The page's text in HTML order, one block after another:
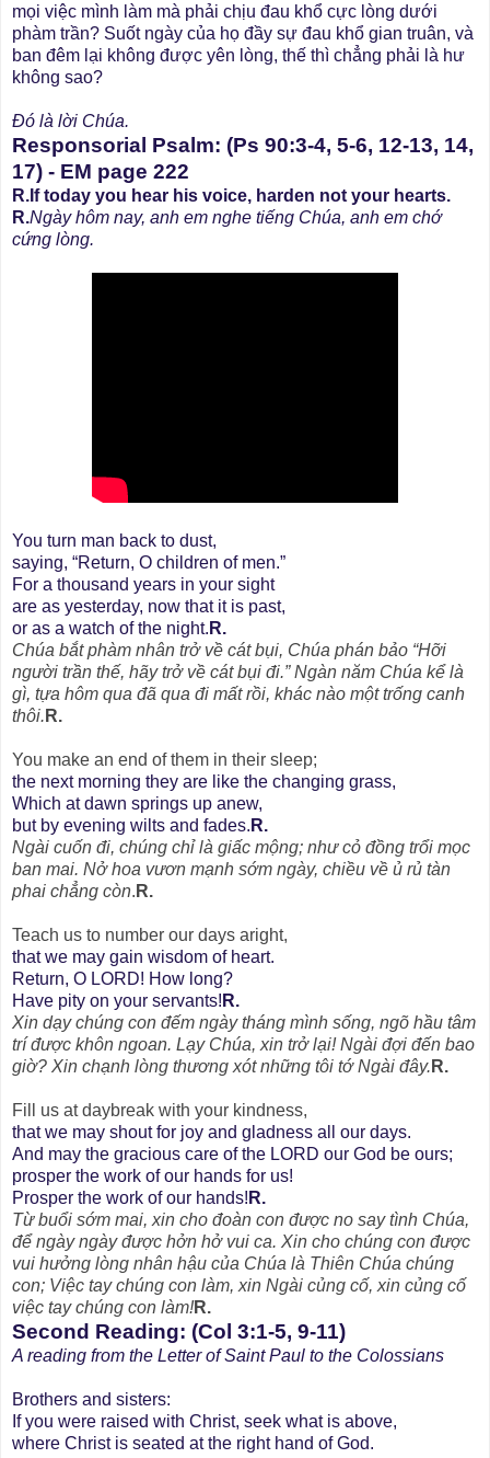
mọi việc mình làm mà phải chịu đau khổ cực lòng dưới
phàm trần? Suốt ngày của họ đầy sự đau khổ gian truân, và
ban đêm lại không được yên lòng, thế thì chẳng phải là hư
không sao?
Ðó là lời Chúa.
Responsorial Psalm: (Ps 90:3-4, 5-6, 12-13, 14,
17) - EM page 222
R.If today you hear his voice, harden not your hearts.
R.Ngày hôm nay, anh em nghe tiếng Chúa, anh em chớ
cứng lòng.
You turn man back to dust,
saying, “Return, O children of men.”
For a thousand years in your sight
are as yesterday, now that it is past,
or as a watch of the night. R.
Chúa bắt phàm nhân trở về cát bụi, Chúa phán bảo “Hỡi
người trần thế, hãy trở về cát bụi đi.” Ngàn năm Chúa kể là
gì, tựa hôm qua đã qua đi mất rồi, khác nào một trống canh
thôi. R.
You make an end of them in their sleep;
the next morning they are like the changing grass,
Which at dawn springs up anew,
but by evening wilts and fades. R.
Ngài cuốn đi, chúng chỉ là giấc mộng; như cỏ đồng trổi mọc
ban mai. Nở hoa vươn mạnh sớm ngày, chiều về ủ rủ tàn
phai chẳng còn. R.
Teach us to number our days aright,
that we may gain wisdom of heart.
Return, O LORD! How long?
Have pity on your servants! R.
Xin dạy chúng con đếm ngày tháng mình sống, ngõ hầu tâm
trí được khôn ngoan. Lạy Chúa, xin trở lại! Ngài đợi đến bao
giờ? Xin chạnh lòng thương xót những tôi tớ Ngài đây. R.
Fill us at daybreak with your kindness,
that we may shout for joy and gladness all our days.
And may the gracious care of the LORD our God be ours;
prosper the work of our hands for us!
Prosper the work of our hands! R.
Từ buổi sớm mai, xin cho đoàn con được no say tình Chúa,
để ngày ngày được hởn hở vui ca. Xin cho chúng con được
vui hưởng lòng nhân hậu của Chúa là Thiên Chúa chúng
con; Việc tay chúng con làm, xin Ngài củng cố, xin củng cố
việc tay chúng con làm!R.
Second Reading: (Col 3:1-5, 9-11)
A reading from the Letter of Saint Paul to the Colossians
Brothers and sisters:
If you were raised with Christ, seek what is above,
where Christ is seated at the right hand of God.